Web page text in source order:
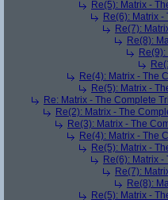
Re(5): Matrix -
Re(6): Matrix
Re(7):
Re(8):
Re(4): Matrix - The
Re(5): Matrix -
Re: Matrix - The Complete
Re(2): Matrix - The
Re(3): Matrix - The
Re(4): Matrix - The
Re(5): Matrix -
Re(6): Matrix
Re(7):
Re(8):
Re(5): Matrix -